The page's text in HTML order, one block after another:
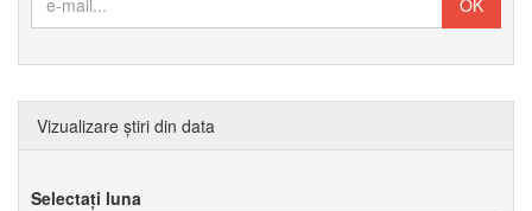
Vizualizare știri din data
Selectați luna